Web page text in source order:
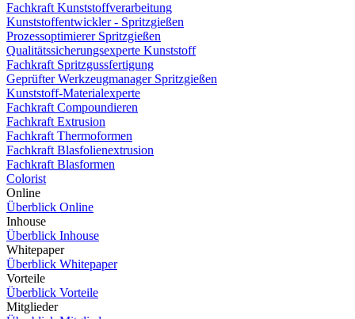
Fachkraft Kunststoffverarbeitung
Kunststoffentwickler - Spritzgießen
Prozessoptimierer Spritzgießen
Qualitätssicherungsexperte Kunststoff
Fachkraft Spritzgussfertigung
Geprüfter Werkzeugmanager Spritzgießen
Kunststoff-Materialexperte
Fachkraft Compoundieren
Fachkraft Extrusion
Fachkraft Thermoformen
Fachkraft Blasfolienextrusion
Fachkraft Blasformen
Colorist
Online
Überblick Online
Inhouse
Überblick Inhouse
Whitepaper
Überblick Whitepaper
Vorteile
Überblick Vorteile
Mitglieder